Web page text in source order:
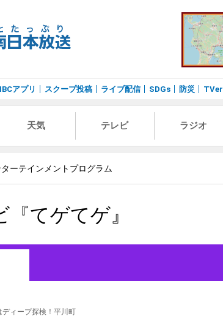
アプリ スクープ投稿 ライブ配信 SDGs 防災 TVer
天気 テレビ ラジオ
ーテインメントプログラム
てゲてゲ』
ディープ探検！平川町